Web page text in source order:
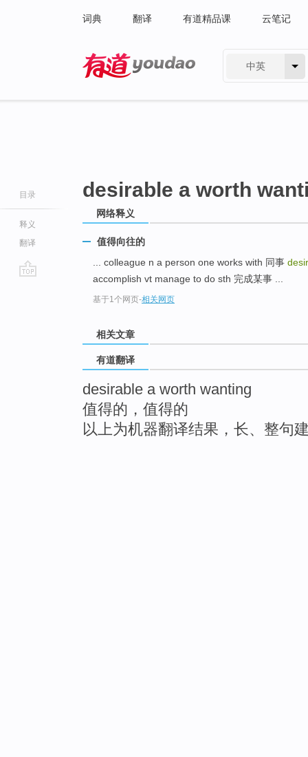
词典 翻译 有道精品课 云笔记
中英
目录
释义
翻译
desirable a worth
网络释义
值得向往的
... colleague n a person one works with 同事
accomplish vt manage to do sth 完成某事 ...
基于1个网页-相关网页
相关文章
有道翻译
desirable a worth wanting
值得的，值得的
以上为机器翻译结果，长、整句